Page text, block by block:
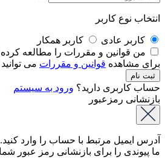
انتخاب نوع کاربر
کاربر عادی
کاربر همکار
من قوانین و مقررات را مطالعه کرده
برای مشاهده قوانین و مقررات می
حساب کاربری دارید؟ ورود به سیستم
بازنشانی رمزعبور
آدرس ایمیل مرتبط با حساب را وارد کنید.
ما پیوندی را برای بازنشانی رمز عبور